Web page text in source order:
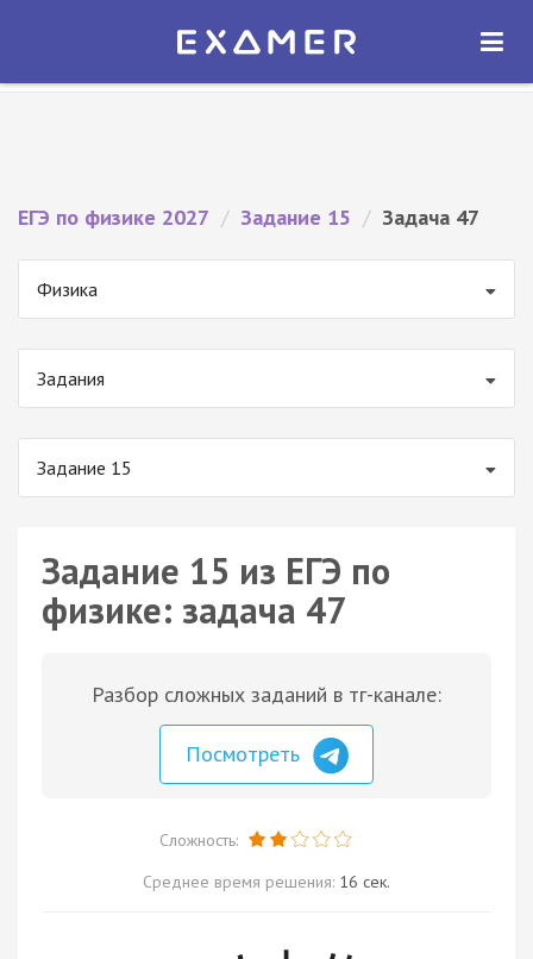
Экзамер — ЕГЭ 2027
ОТКРЫТЬ
ЕГЭ по физике 2027 / Задание 15 / Задача 47
Физика
Задания
Задание 15
Задание 15 из ЕГЭ по
физике: задача 47
Разбор сложных заданий в тг-канале:
Посмотреть
Сложность:
Среднее время решения: 16 сек.